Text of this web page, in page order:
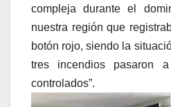
compleja durante el
nuestra región que
botón rojo, siendo la
tres incendios pasaron a
controlados”.